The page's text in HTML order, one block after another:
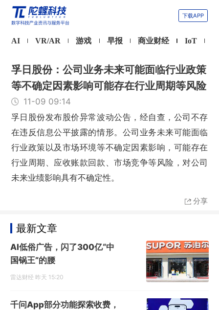
下载APP
AI VR/AR 游戏 早报 商业财经 IoT
孚日股份：公司业务未来可能面临行业政策
等不确定因素影响可能存在行业周期等风险
11-09 09:14
孚日股份发布股价异常波动公告，经自查，公司不存
在违反信息公平披露的情形。公司业务未来可能面临
行业政策以及市场环境等不确定因素影响，可能存在
行业周期、应收账款回款、市场竞争等风险，对公司
未来业绩影响具有不确定性。
分享
最新文章
AI低俗广告，闪了300亿“中
国锅王”的腰
雷达财经 昨天 15:20
千问App部分功能探索收费，